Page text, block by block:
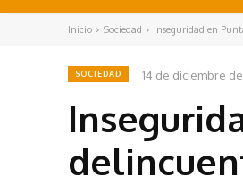
Inicio Sociedad Inseguridad en
SOCIEDAD 14 de diciembre